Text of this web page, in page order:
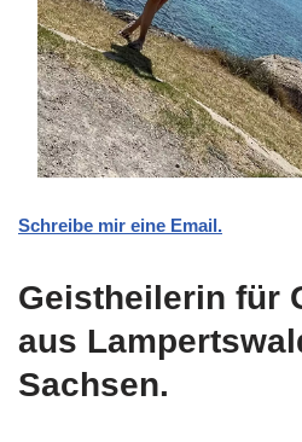
Schreibe mir eine Email.
Geistheilerin für
aus
Sachsen.